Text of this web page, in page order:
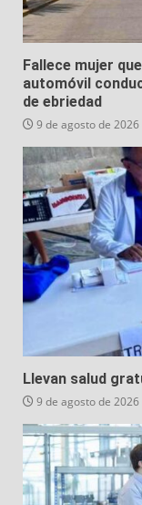
Fallece mujer
automóvil
de ebriedad
9 de agosto de 2026
Llevan salud
9 de agosto de 2026